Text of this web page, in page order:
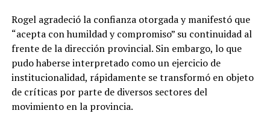
Rogel agradeció la confianza otorgada y manifestó que
“acepta con humildad y compromiso” su continuidad al
frente de la dirección provincial. Sin embargo, lo que
pudo haberse interpretado como un ejercicio de
institucionalidad, rápidamente se transformó en objeto
de críticas por parte de diversos sectores del
movimiento en la provincia.